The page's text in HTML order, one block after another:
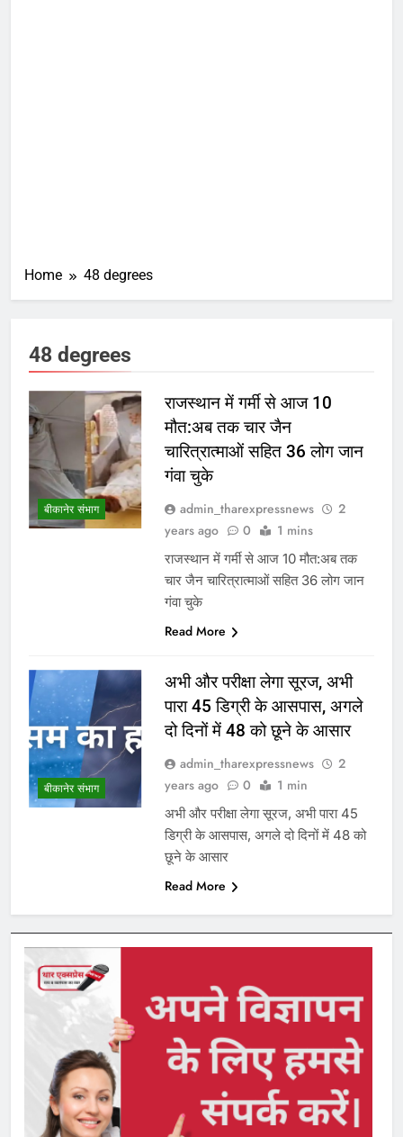
Home 48 degrees
48 degrees
बीकानेर संभाग
राजस्थान में गर्मी से आज 10
मौत:अब तक चार जैन
चारित्रात्माओं सहित 36 लोग जान
गंवा चुके
admin_tharexpressnews
2
years ago
0 1 mins
राजस्थान में गर्मी से आज 10 मौत:अब तक
चार जैन चारित्रात्माओं सहित 36 लोग जान
गंवा चुके
Read More
बीकानेर संभाग
अभी और परीक्षा लेगा सूरज, अभी
पारा 45 डिग्री के आसपास, अगले
दो दिनों में 48 को छूने के आसार
admin_tharexpressnews
2
years ago
0 1 min
अभी और परीक्षा लेगा सूरज, अभी पारा 45
डिग्री के आसपास, अगले दो दिनों में 48 को
छूने के आसार
Read More